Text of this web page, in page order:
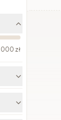
000 zł